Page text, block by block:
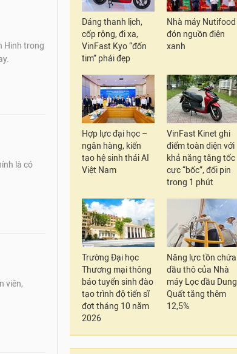
Hinh trong
là có
viên,
Dáng thanh lịch,
cốp rộng, đi xa,
VinFast Kyo “đốn
tim” phái đẹp
Nhà máy Nutifood
đón nguồn điện
xanh
Hợp lực đại học –
ngân hàng, kiến
tạo hệ sinh thái AI
Việt Nam
VinFast Kinet ghi
điểm toàn diện với
khả năng tăng tốc
cực “bốc”, đổi pin
trong 1 phút
Trường Đại học
Thương mại thông
báo tuyển sinh đào
tạo trình độ tiến sĩ
đợt tháng 10 năm
2026
Năng lực tồn chứa
dầu thô của Nhà
máy Lọc dầu Dung
Quất tăng thêm
12,5%